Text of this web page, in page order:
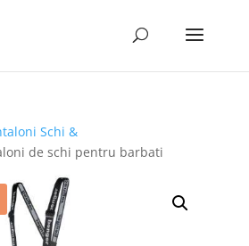
Schi &
de schi pentru barbati